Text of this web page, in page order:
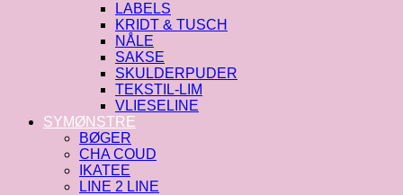
LABELS
KRIDT & TUSCH
NÅLE
SAKSE
SKULDERPUDER
TEKSTIL-LIM
VLIESELINE
SYMØNSTRE
BØGER
CHA COUD
IKATEE
LINE 2 LINE